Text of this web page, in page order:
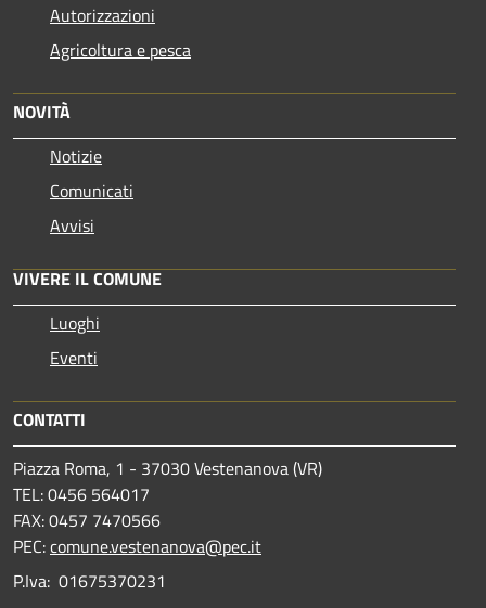
Autorizzazioni
Agricoltura e pesca
NOVITÀ
Notizie
Comunicati
Avvisi
VIVERE IL COMUNE
Luoghi
Eventi
CONTATTI
Piazza Roma, 1 - 37030 Vestenanova (VR)
TEL: 0456 564017
FAX: 0457 7470566
PEC:comune.vestenanova@pec.it
P.Iva: 01675370231